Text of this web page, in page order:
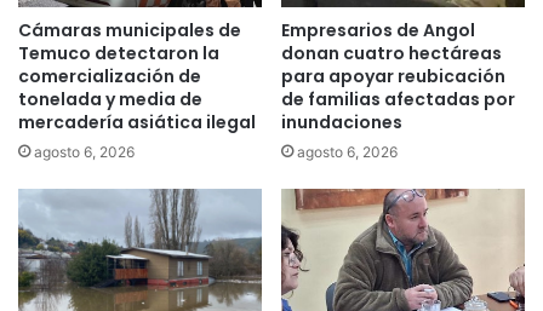
m
/
h
r
.
g
r
a
n
a
:
M
á
s
d
8
m
i
l
Cámaras municipales de
Temuco detectaron la
comercialización de
tonelada y media de
mercadería asiática ilegal
agosto 6, 2026
Empresarios de Angol
donan cuatro hectáreas
para apoyar reubicación
de familias afectadas por
inundaciones
agosto 6, 2026